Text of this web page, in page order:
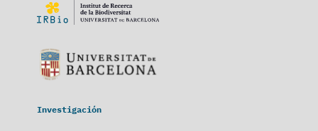
Investigación